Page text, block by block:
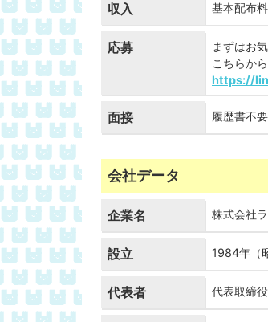
収入 基本配布
応募
まずはお
こちらか
https://
面接 履歴書不
会社データ
企業名 株式会社
設立 1984年（
代表者 代表取締